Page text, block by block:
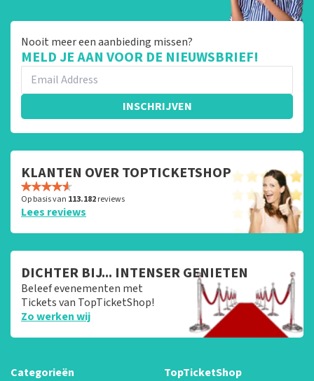
Nooit meer een aanbieding missen?
MELD JE AAN VOOR DE NIEUWSBRIEF!
INSCHRIJVEN
KLANTEN OVER TOPTICKETSHOP
Op basis van 113.182reviews
Lees reviews
DICHTER BIJ... INTENSER GENIETEN
Beleef evenementen met
Tickets van TopTicketShop!
Zo werken wij
Categorieën
TopTicketShop